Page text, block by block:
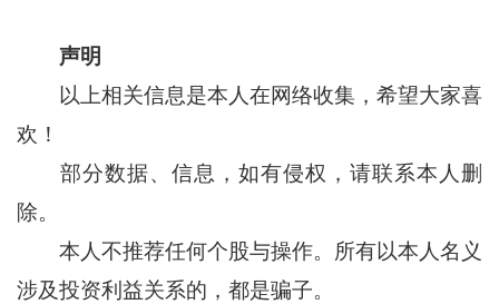
声明
以上相关信息是本人在网络收集，希望大家喜
欢！
部分数据、信息，如有侵权，请联系本人删
除。
本人不推荐任何个股与操作。所有以本人名义
涉及投资利益关系的，都是骗子。